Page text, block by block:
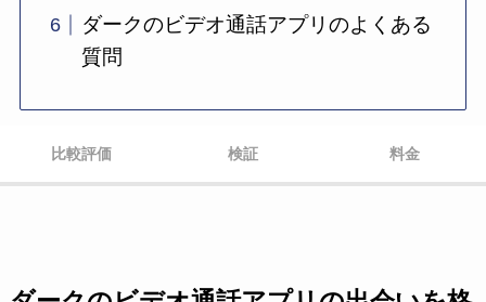
ダークのビデオ通話アプリのよくある
質問
比較評価 検証 料金